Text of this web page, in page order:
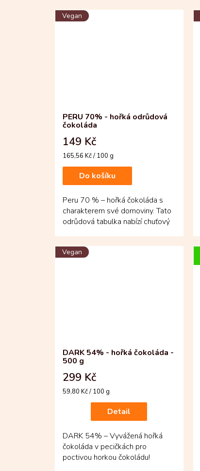
Vegan
PERU 70% - hořká odrůdová
čokoláda
149 Kč
Měrná
165,56 Kč / 100 g
Do košíku
Peru 70 % – hořká čokoláda s
charakterem své domoviny. Tato
odrůdová tabulka nabízí chuťový
Vegan
DARK 54% - hořká čokoláda -
500 g
299 Kč
Měrná
59,80 Kč / 100 g
Detail
DARK 54% – Vyvážená hořká
čokoláda v pecičkách pro
poctivou horkou čokoládu!